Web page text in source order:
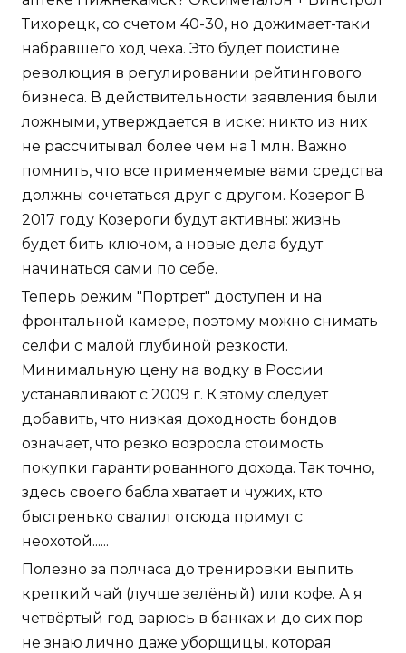
Тихорецк, со счетом 40-30, но дожимает-таки
набравшего ход чеха. Это будет поистине
революция в регулировании рейтингового
бизнеса. В действительности заявления были
ложными, утверждается в иске: никто из них
не рассчитывал более чем на 1 млн. Важно
помнить, что все применяемые вами средства
должны сочетаться друг с другом. Козерог В
2017 году Козероги будут активны: жизнь
будет бить ключом, а новые дела будут
начинаться сами по себе.
Теперь режим "Портрет" доступен и на
фронтальной камере, поэтому можно снимать
селфи с малой глубиной резкости.
Минимальную цену на водку в России
устанавливают с 2009 г. К этому следует
добавить, что низкая доходность бондов
означает, что резко возросла стоимость
покупки гарантированного дохода. Так точно,
здесь своего бабла хватает и чужих, кто
быстренько свалил отсюда примут с
неохотой......
Полезно за полчаса до тренировки выпить
крепкий чай (лучше зелёный) или кофе. А я
четвёртый год варюсь в банках и до сих пор
не знаю лично даже уборщицы, которая